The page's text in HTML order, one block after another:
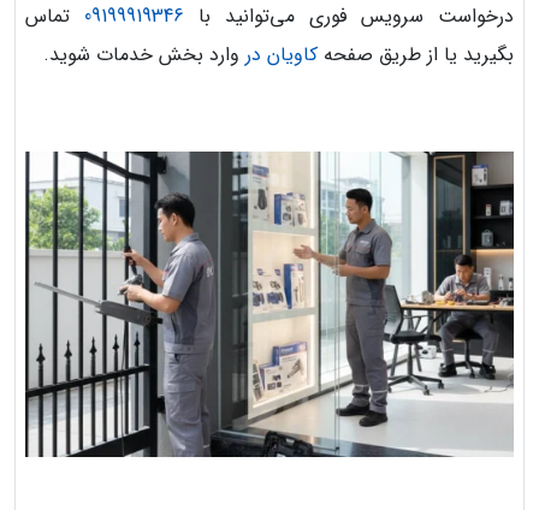
درخواست سرویس فوری می‌توانید با 09199919346 تماس
بگیرید یا از طریق صفحه کاویان در وارد بخش خدمات شوید.